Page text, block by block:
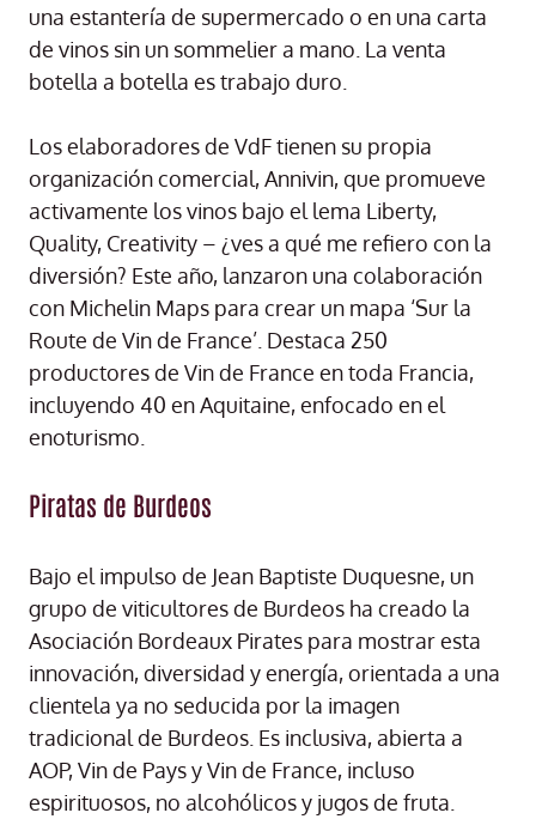
una estantería de supermercado o en una carta
de vinos sin un sommelier a mano. La venta
botella a botella es trabajo duro.
Los elaboradores de VdF tienen su propia
organización comercial, Annivin, que promueve
activamente los vinos bajo el lema Liberty,
Quality, Creativity – ¿ves a qué me refiero con la
diversión? Este año, lanzaron una colaboración
con Michelin Maps para crear un mapa ‘Sur la
Route de Vin de France’. Destaca 250
productores de Vin de France en toda Francia,
incluyendo 40 en Aquitaine, enfocado en el
enoturismo.
Piratas de Burdeos
Bajo el impulso de Jean Baptiste Duquesne, un
grupo de viticultores de Burdeos ha creado la
Asociación Bordeaux Pirates para mostrar esta
innovación, diversidad y energía, orientada a una
clientela ya no seducida por la imagen
tradicional de Burdeos. Es inclusiva, abierta a
AOP, Vin de Pays y Vin de France, incluso
espirituosos, no alcohólicos y jugos de fruta.